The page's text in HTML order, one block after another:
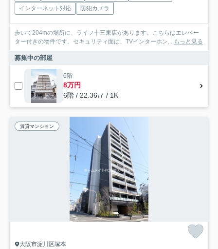
インターネット対応
防犯カメラ
歩いて204mの場所に、ライフ十三東店があります。こちらはエレベー
ター付きの物件です。セキュリティ面は、TVインターホン... もっと見る
募集中の部屋
6階
8万円
6階 / 22.36㎡ / 1K
賃貸マンション
大阪市淀川区塚本